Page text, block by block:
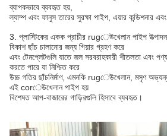
ব্যাপকভাবে ব্যবহৃত হয়,
ল্যাম্প এবং ফানুস তারের সুরক্ষা পাইপ, এয়ার কন্ডিশনার
3. প্লাস্টিকের একক প্রাচীর rugেউখেলান পাইপ উত্পাদন
বিকাশ ছাঁচ চালানোর জন্য গিয়ার গ্রহণ করে
এবং টেমপ্লেটগুলি যাতে জল সরবরাহকারী শীতলতা এবং
করতে পারে যা নিশ্চিত করে
উচ্চ গতির ছাঁচনির্মাণ, এমনকি rugেউখেলান, মসৃণ
এই corেউখেলান পাইপ হয়
বিশেষত আপ-বাজারের গাড়িরগুলি হিসাবে ব্যবহৃত।